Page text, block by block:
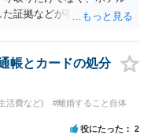
証拠などが有効です。 不
思われます。 ただし、不
許したとの評価につながる
上、ご参考まで。
帳とカードの処分
活費など)
#離婚すること自体
役にたった 2